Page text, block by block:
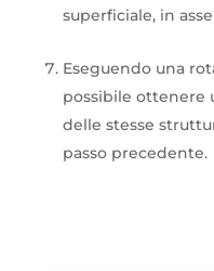
superficiale, in
Eseguendo una
possibile ottenere
delle stesse
passo precedente.